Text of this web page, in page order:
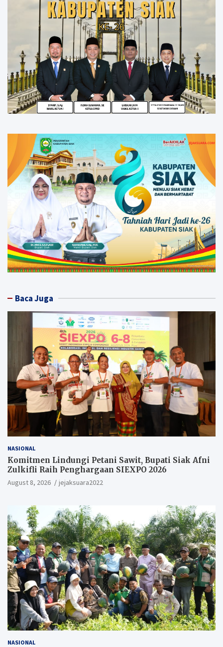
Baca Juga
NASIONAL
Komitmen Lindungi Petani Sawit, Bupati Siak Afni
Zulkifli Raih Penghargaan SIEXPO 2026
August 8, 2026 jejaksuara2022
NASIONAL